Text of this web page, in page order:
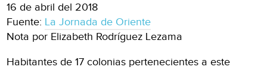
16 de abril del 2018
Fuente: La Jornada de Oriente
Nota por Elizabeth Rodríguez Lezama
Habitantes de 17 colonias pertenecientes a este